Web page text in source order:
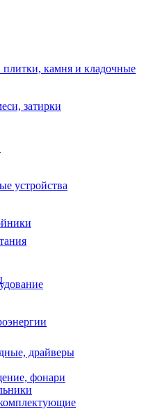
плитки, камня и кладочные
затирки
устройства
драйверы
фонари